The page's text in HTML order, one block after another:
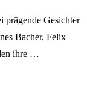
prägende Gesichter
Bacher, Felix
ihre …